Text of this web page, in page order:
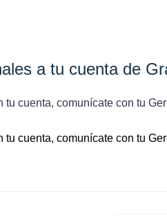
a tu cuenta de
cuenta, comunícate con tu
cuenta, comunícate con tu